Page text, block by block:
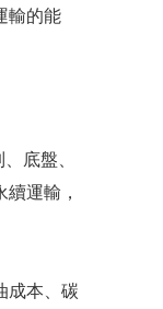
輸的能
底盤、
運輸，
成本、碳